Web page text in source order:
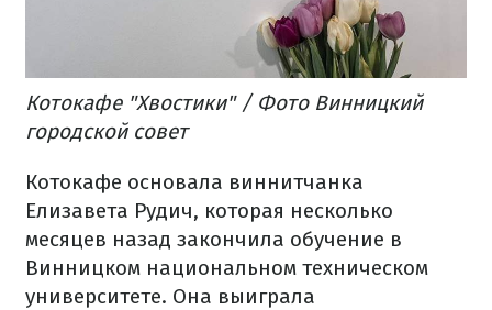
Котокафе "Хвостики" / Фото Винницкий
городской совет
Котокафе основала виннитчанка
Елизавета Рудич, которая несколько
месяцев назад закончила обучение в
Винницком национальном техническом
университете. Она выиграла